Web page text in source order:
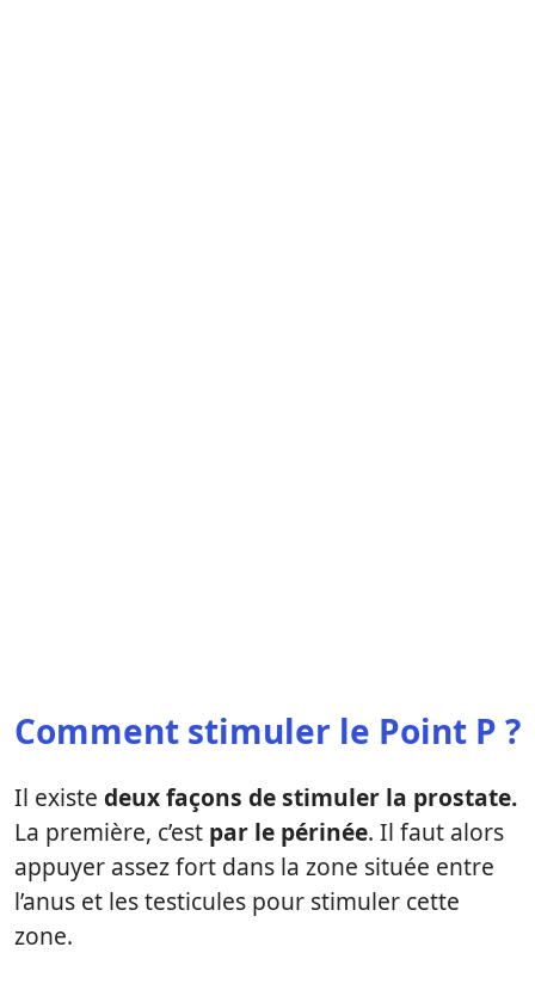
Comment stimuler le Point P ?
Il existe deux façons de stimuler la prostate.
La première, c’est par le périnée. Il faut alors
appuyer assez fort dans la zone située entre
l’anus et les testicules pour stimuler cette
zone.